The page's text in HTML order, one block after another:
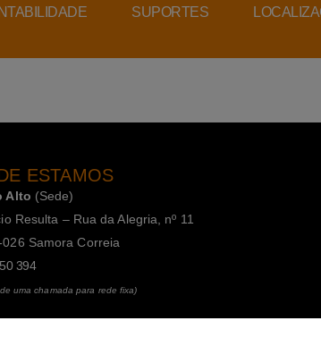
SUPORTES
ESTAMOS
Alto (Sede)
Resulta – Rua da Alegria, nº 11
026 Samora Correia
394
uma chamada para rede fixa)